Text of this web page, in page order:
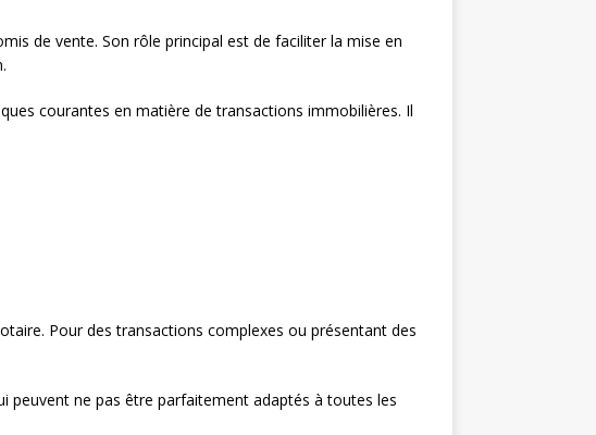
de vente. Son rôle principal est de faciliter la mise en
courantes en matière de transactions immobilières. Il
Pour des transactions complexes ou présentant des
peuvent ne pas être parfaitement adaptés à toutes les